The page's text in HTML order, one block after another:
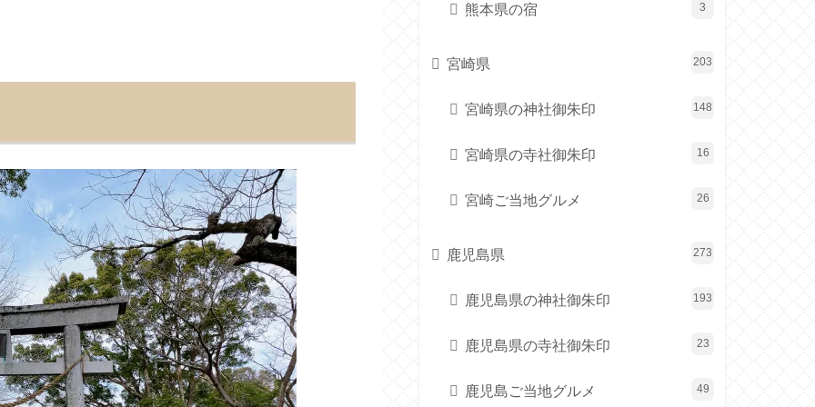
熊本県の宿 3
宮崎県 203
宮崎県の神社御朱印 148
宮崎県の寺社御朱印 16
宮崎ご当地グルメ 26
鹿児島県 273
鹿児島県の神社御朱印 193
鹿児島県の寺社御朱印 23
鹿児島ご当地グルメ 49